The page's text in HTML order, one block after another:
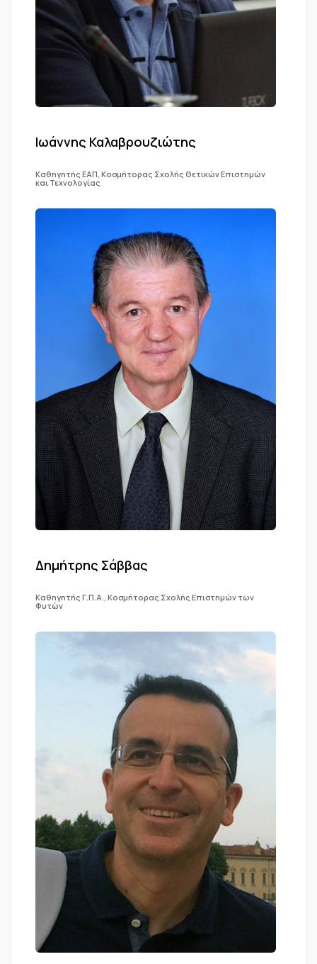
Ιωάννης Καλαβρουζιώτης
Καθηγητής ΕΑΠ, Κοσμήτορας Σχολής Θετικών Επιστημών
και Τεχνολογίας
Δημήτρης Σάββας
Καθηγητής Γ.Π.Α., Κοσμήτορας Σχολής Επιστημών των
Φυτών